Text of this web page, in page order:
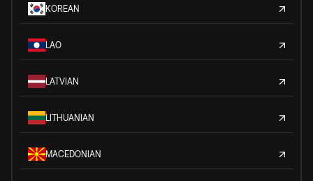
KOREAN
LAO
LATVIAN
LITHUANIAN
MACEDONIAN